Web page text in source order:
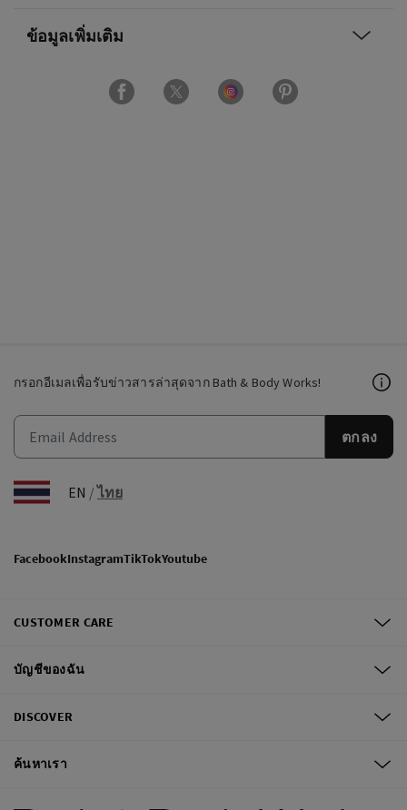
ข้อมูลเพิ่มเติม
กรอกอีเมลเพื่อรับข่าวสารล่าสุดจาก Bath & Body Works!
ตกลง
EN /ไทย
FacebookInstagramTikTokYoutube
CUSTOMER CARE
บัญชีของฉัน
DISCOVER
ค้นหาเรา